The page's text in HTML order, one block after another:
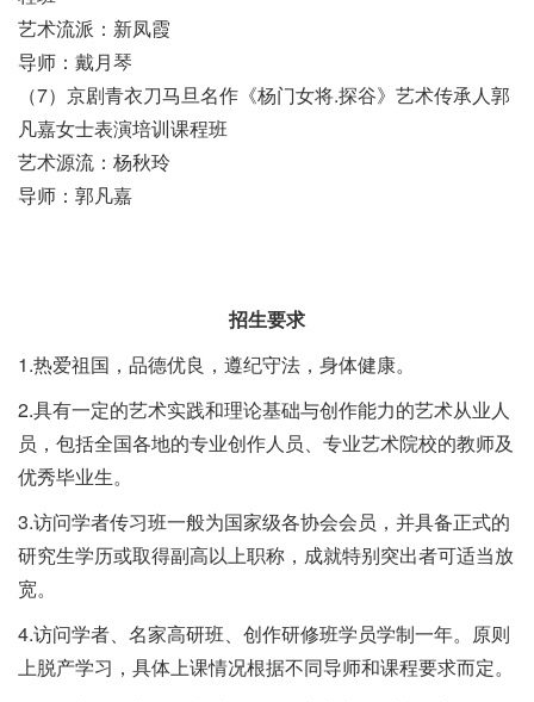
艺术流派：新凤霞
导师：戴月琴
（7）京剧青衣刀马旦名作《杨门女将.探谷》艺术传承人郭
凡嘉女士表演培训课程班
艺术源流：杨秋玲
导师：郭凡嘉
招生要求
1.热爱祖国，品德优良，遵纪守法，身体健康。
2.具有一定的艺术实践和理论基础与创作能力的艺术从业人
员，包括全国各地的专业创作人员、专业艺术院校的教师及
优秀毕业生。
3.访问学者传习班一般为国家级各协会会员，并具备正式的
研究生学历或取得副高以上职称，成就特别突出者可适当放
宽。
4.访问学者、名家高研班、创作研修班学员学制一年。原则
上脱产学习，具体上课情况根据不同导师和课程要求而定。